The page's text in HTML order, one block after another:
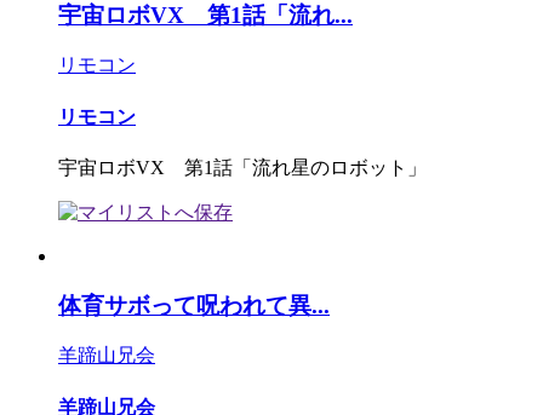
宇宙ロボVX 第1話「流れ...
リモコン
リモコン
宇宙ロボVX 第1話「流れ星のロボット」
体育サボって呪われて異...
羊蹄山兄会
羊蹄山兄会